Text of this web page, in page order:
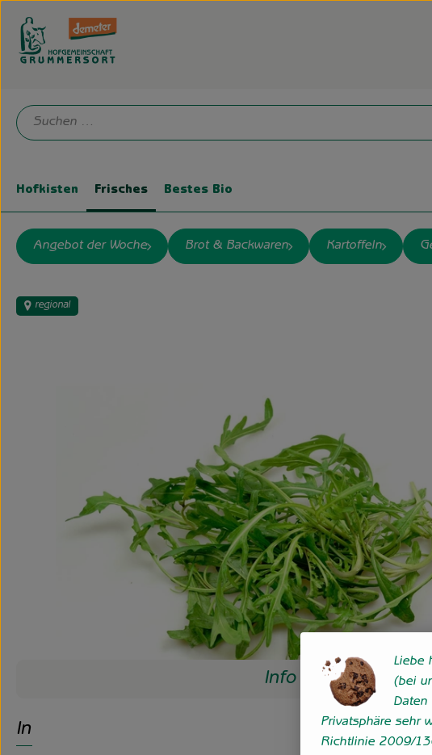
Hofkisten Frisches Bestes Bio
Angebot der Woche Brot & Backwaren Kartoffeln
regional
Info
Info
Liebe
(bei
Daten
Privatsphäre sehr
Richtlinie 2009/